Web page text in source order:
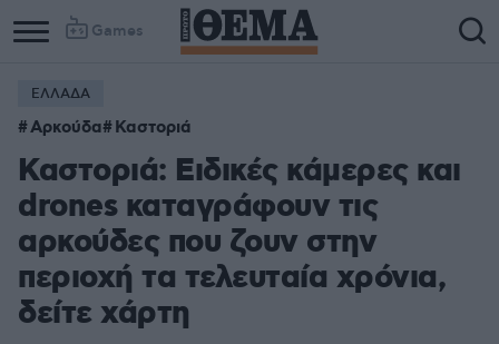
Games
ΕΛΛΑΔΑ
Αρκούδα Καστοριά
Καστοριά: Ειδικές κάμερες και
drones καταγράφουν τις
αρκούδες που ζουν στην
περιοχή τα τελευταία χρόνια,
δείτε χάρτη